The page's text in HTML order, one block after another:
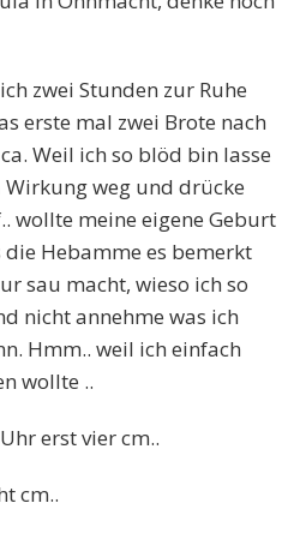
zwei Stunden zur Ruhe
erste mal zwei Brote nach
Weil ich so blöd bin lasse
weg und drücke
wollte meine eigene Geburt
die Hebamme es bemerkt
sau macht, wieso ich so
nicht annehme was ich
Hmm.. weil ich einfach
wollte ..
erst vier cm..
cm..